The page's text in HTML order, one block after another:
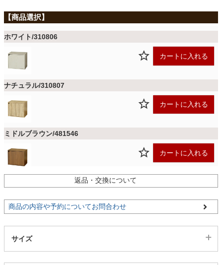
ファブリック
マット
収納用品
生活用品
ホワイト/310806
カートに入れる
ナチュラル/310807
カートに入れる
ミドルブラウン/481546
カートに入れる
返品・交換について
商品の内容や予約についてお問合わせ
サイズ